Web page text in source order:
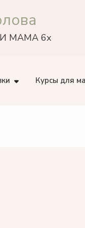
МАМА 6х
Курсы для